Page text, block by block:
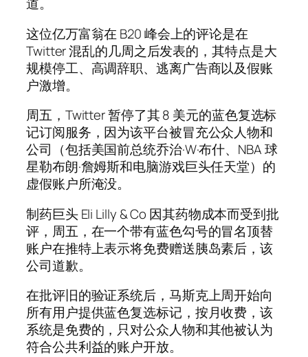
道。
这位亿万富翁在 B20 峰会上的评论是在
Twitter 混乱的几周之后发表的，其特点是大
规模停工、高调辞职、逃离广告商以及假账
户激增。
周五，Twitter 暂停了其 8 美元的蓝色复选标
记订阅服务，因为该平台被冒充公众人物和
公司（包括美国前总统乔治·W·布什、NBA 球
星勒布朗·詹姆斯和电脑游戏巨头任天堂）的
虚假账户所淹没。
制药巨头 Eli Lilly & Co 因其药物成本而受到批
评，周五，在一个带有蓝色勾号的冒名顶替
账户在推特上表示将免费赠送胰岛素后，该
公司道歉。
在批评旧的验证系统后，马斯克上周开始向
所有用户提供蓝色复选标记，按月收费，该
系统是免费的，只对公众人物和其他被认为
符合公共利益的账户开放。